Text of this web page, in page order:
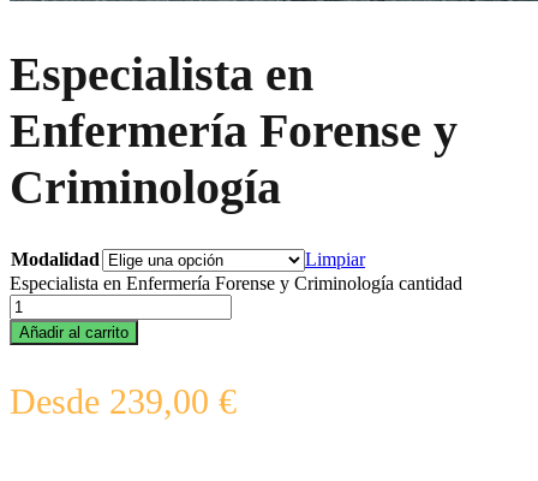
Especialista en
Enfermería Forense y
Criminología
Modalidad
Limpiar
Especialista en Enfermería Forense y Criminología cantidad
Añadir al carrito
Desde 239,00 €